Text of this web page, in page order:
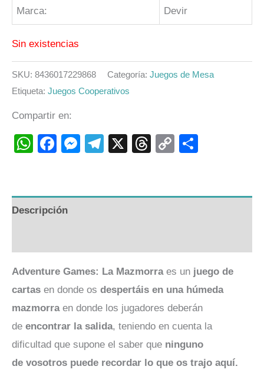
Marca: Devir
Sin existencias
SKU: 8436017229868 Categoría: Juegos de Mesa
Etiqueta: Juegos Cooperativos
Compartir en:
WhatsApp
Facebook
Messenger
Telegram
X Threads
Copy
Descripción
Adventure Games: La Mazmorraes un juego de
cartas en donde os despertáis en una húmeda
mazmorraen donde los jugadores deberán
de encontrar la salida, teniendo en cuenta la
dificultad que supone el saber que ninguno
de vosotros puede recordar lo que os trajo aquí.